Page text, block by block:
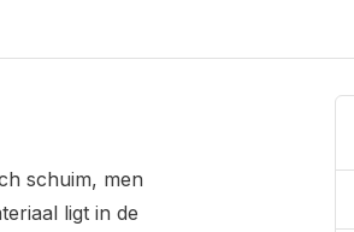
schuim, men
ligt in de